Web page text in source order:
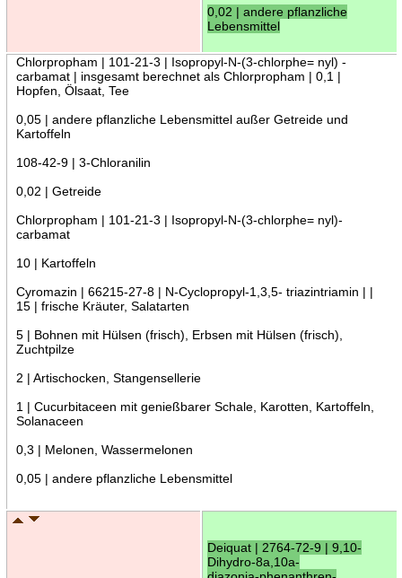
0,02 | andere pflanzliche
Lebensmittel
Chlorpropham | 101-21-3 | Isopropyl-N-(3-chlorphe= nyl) -
carbamat | insgesamt berechnet als Chlorpropham | 0,1 |
Hopfen, Ölsaat, Tee
0,05 | andere pflanzliche Lebensmittel außer Getreide und
Kartoffeln
108-42-9 | 3-Chloranilin
0,02 | Getreide
Chlorpropham | 101-21-3 | Isopropyl-N-(3-chlorphe= nyl)-
carbamat
10 | Kartoffeln
Cyromazin | 66215-27-8 | N-Cyclopropyl-1,3,5- triazintriamin | |
15 | frische Kräuter, Salatarten
5 | Bohnen mit Hülsen (frisch), Erbsen mit Hülsen (frisch),
Zuchtpilze
2 | Artischocken, Stangensellerie
1 | Cucurbitaceen mit genießbarer Schale, Karotten, Kartoffeln,
Solanaceen
0,3 | Melonen, Wassermelonen
0,05 | andere pflanzliche Lebensmittel
Deiquat | 2764-72-9 | 9,10-
Dihydro-8a,10a-